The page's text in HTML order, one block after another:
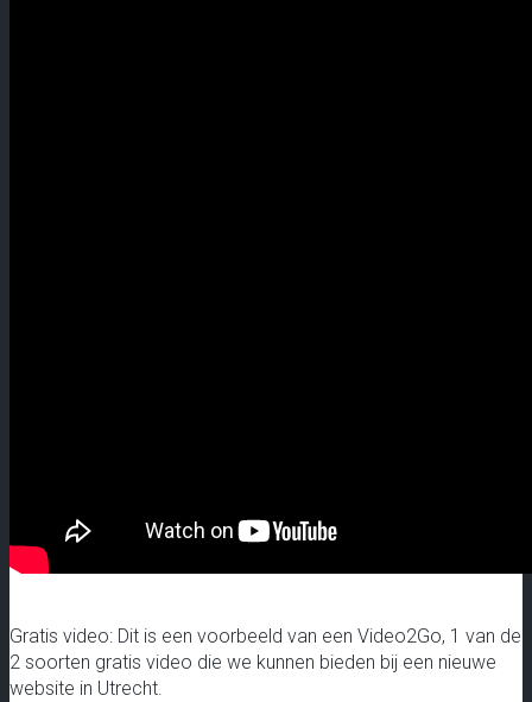
Gratis video: Dit is een voorbeeld van een Video2Go, 1 van de
2 soorten gratis video die we kunnen bieden bij een nieuwe
website in Utrecht.